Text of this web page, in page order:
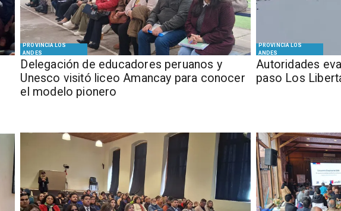
PROVINCIA LOS
ANDES
Delegación de educadores peruanos y
Unesco visitó liceo Amancay para conocer
el modelo pionero
PROVINCIA LOS
ANDES
​​Autoridades
paso Los